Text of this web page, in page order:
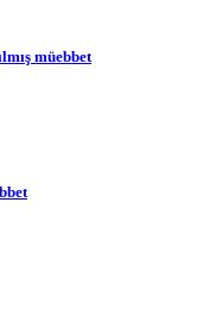
müebbet